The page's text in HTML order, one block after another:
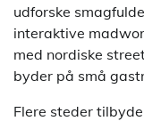
udforske
interaktive
med nordiske
byder på små
Flere steder